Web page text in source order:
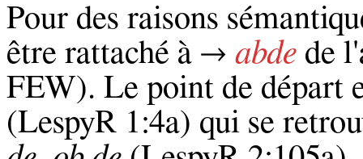
Pour des raisons
être rattaché à → abde de
FEW). Le point de départ
(LespyR 1:4a) qui se